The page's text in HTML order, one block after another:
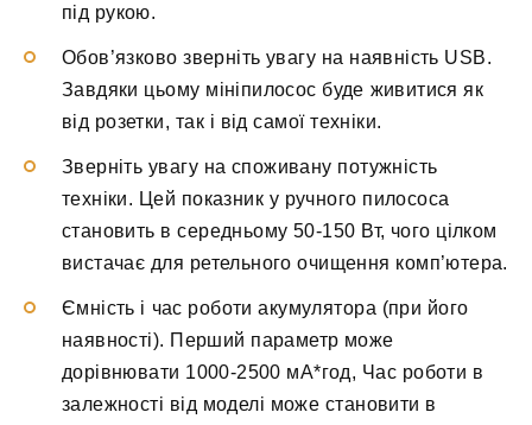
під рукою.
Обов’язково зверніть увагу на наявність USB.
Завдяки цьому мініпилосос буде живитися як
від розетки, так і від самої техніки.
Зверніть увагу на споживану потужність
техніки. Цей показник у ручного пилососа
становить в середньому 50-150 Вт, чого цілком
вистачає для ретельного очищення комп’ютера.
Ємність і час роботи акумулятора (при його
наявності). Перший параметр може
дорівнювати 1000-2500 мА*год, Час роботи в
залежності від моделі може становити в